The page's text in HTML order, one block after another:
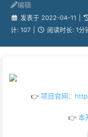
编辑
发表于 2022-04-11
计: 107 阅读时长: 1分
👉 项目官网：
👉 本